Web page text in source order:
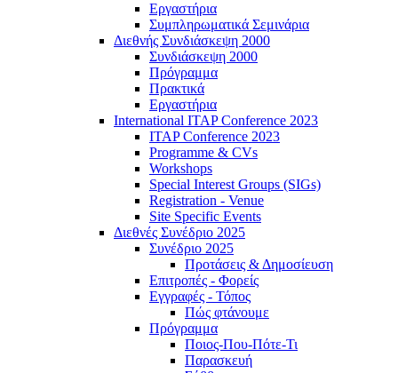
Εργαστήρια
Συμπληρωματικά Σεμινάρια
Διεθνής Συνδιάσκεψη 2000
Συνδιάσκεψη 2000
Πρόγραμμα
Πρακτικά
Εργαστήρια
International ITAP Conference 2023
ITAP Conference 2023
Programme & CVs
Workshops
Special Interest Groups (SIGs)
Registration - Venue
Site Specific Events
Διεθνές Συνέδριο 2025
Συνέδριο 2025
Προτάσεις & Δημοσίευση
Επιτροπές - Φορείς
Εγγραφές - Τόπος
Πώς φτάνουμε
Πρόγραμμα
Ποιος-Που-Πότε-Τι
Παρασκευή